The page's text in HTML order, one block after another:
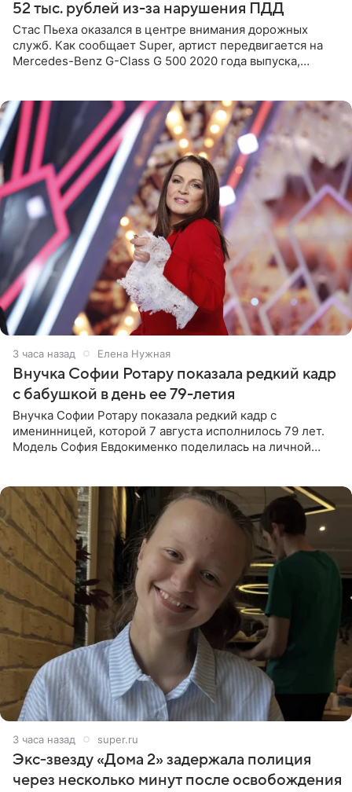
52 тыс. рублей из-за нарушения ПДД
Стас Пьеха оказался в центре внимания дорожных
служб. Как сообщает Super, артист передвигается на
Mercedes-Benz G-Class G 500 2020 года выпуска,
3 часа назад Елена Нужная
Внучка Софии Ротару показала редкий кадр
с бабушкой в день ее 79-летия
Внучка Софии Ротару показала редкий кадр с
именинницей, которой 7 августа исполнилось 79 лет.
Модель София Евдокименко поделилась на личной
3 часа назад super.ru
Экс‑звезду «Дома 2» задержала полиция
через несколько минут после освобождения